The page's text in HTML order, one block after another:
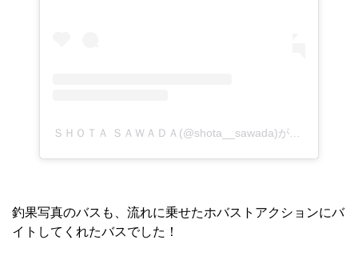
釣果写真のバスも、流れに乗せたホバストアクションにバ
イトしてくれたバスでした！